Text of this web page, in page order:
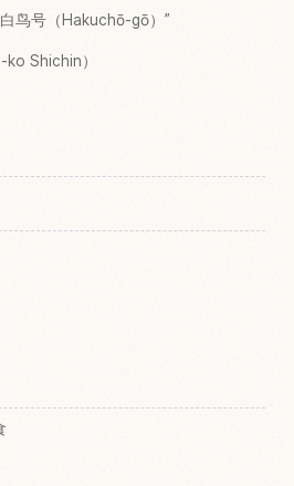
鸟号（Hakuchō-gō）”
Shichin）